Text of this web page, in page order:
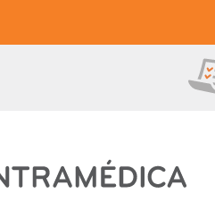
para este
experiência de navegação e
maneira pretendida sem eles